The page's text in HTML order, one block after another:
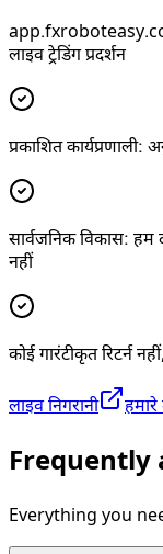
लाइव ट्रेडिंग प्रदर्शन
प्रकाशित कार्यप्रणाली:
सार्वजनिक विकास:
नहीं
कोई गारंटीकृत रिटर्न
लाइव निगरानी हमारे
Frequently
Everything you